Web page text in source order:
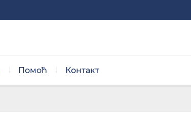
Помоћ Контакт